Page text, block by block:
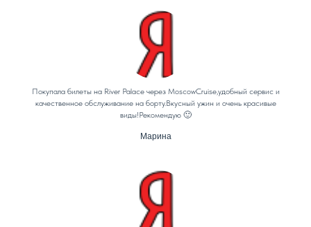
Покупала билеты на River Palace через MoscowCruise,удобный сервис и
качественное обслуживание на борту.Вкусный ужин и очень красивые
виды!Рекомендую 🙂
Марина